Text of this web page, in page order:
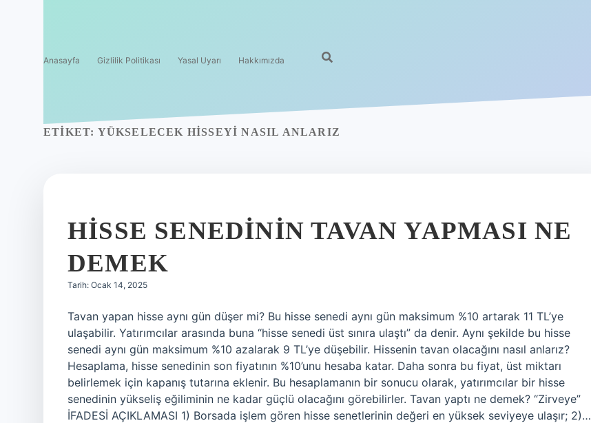
Anasayfa Gizlilik Politikası Yasal Uyarı Hakkımızda
ETIKET: YÜKSELECEK HISSEYI NASIL ANLARIZ
HISSE SENEDININ TAVAN YAPMASI NE
DEMEK
Tarih: Ocak 14, 2025
Tavan yapan hisse aynı gün düşer mi? Bu hisse senedi aynı gün maksimum %10 artarak 11 TL’ye
ulaşabilir. Yatırımcılar arasında buna “hisse senedi üst sınıra ulaştı” da denir. Aynı şekilde bu hisse
senedi aynı gün maksimum %10 azalarak 9 TL’ye düşebilir. Hissenin tavan olacağını nasıl anlarız?
Hesaplama, hisse senedinin son fiyatının %10’unu hesaba katar. Daha sonra bu fiyat, üst miktarı
belirlemek için kapanış tutarına eklenir. Bu hesaplamanın bir sonucu olarak, yatırımcılar bir hisse
senedinin yükseliş eğiliminin ne kadar güçlü olacağını görebilirler. Tavan yaptı ne demek? “Zirveye”
İFADESİ AÇIKLAMASI 1) Borsada işlem gören hisse senetlerinin değeri en yüksek seviyeye ulaşır; 2)…